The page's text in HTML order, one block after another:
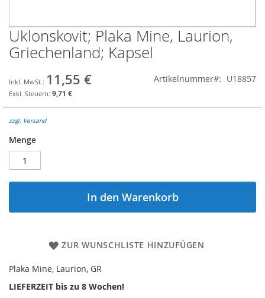
Zum
Anfang
der
springen
Uklonskovit; Plaka Mine, Laurion,
Griechenland; Kapsel
11,55 €
9,71 €
Artikelnummer U18857
zzgl. Versand
Menge
In den Warenkorb
ZUR WUNSCHLISTE HINZUFÜGEN
Plaka Mine, Laurion, GR
LIEFERZEIT bis zu 8 Wochen!